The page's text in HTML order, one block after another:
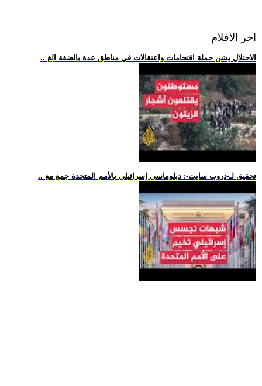
اخر الافلام
.. الاحتلال يشن حملة اقتحامات واعتقالات في مناطق عدة بالضفة الغ
.. تحقيق لـ-دروب سايت-: دبلوماسي إسرائيلي بالأمم المتحدة جمع مع